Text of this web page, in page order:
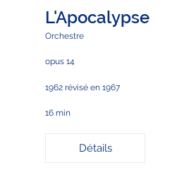
L'Apocalypse
Orchestre
opus 14
1962 révisé en 1967
16 min
Détails